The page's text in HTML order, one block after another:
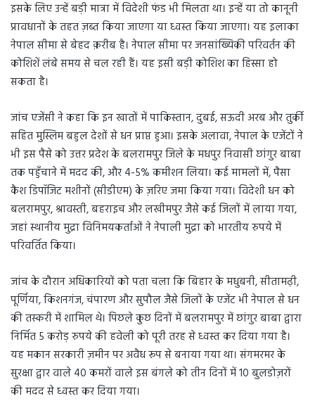
इसके लिए उन्हें बड़ी मात्रा में विदेशी फंड भी मिलता था। इन्हें या तो कानूनी
प्रावधानों के तहत ज़ब्त किया जाएगा या ध्वस्त किया जाएगा। यह इलाका
नेपाल सीमा से बेहद क़रीब है। नेपाल सीमा पर जनसांख्यिकी परिवर्तन की
कोशिशें लंबे समय से चल रही हैं। यह इसी बड़ी कोशिश का हिस्सा हो
सकता है।
जांच एजेंसी ने कहा कि इन खातों में पाकिस्तान, दुबई, सऊदी अरब और तुर्की
सहित मुस्लिम बहुल देशों से धन प्राप्त हुआ। इसके अलावा, नेपाल के एजेंटों ने
भी इस पैसे को उत्तर प्रदेश के बलरामपुर जिले के मधपुर निवासी छांगुर बाबा
तक पहुँचाने में मदद की, और 4-5% कमीशन लिया। कई मामलों में, पैसा
कैश डिपॉजिट मशीनों (सीडीएम) के ज़रिए जमा किया गया। विदेशी धन को
बलरामपुर, श्रावस्ती, बहराइच और लखीमपुर जैसे कई जिलों में लाया गया,
जहां स्थानीय मुद्रा विनिमयकर्ताओं ने नेपाली मुद्रा को भारतीय रुपये में
परिवर्तित किया।
जांच के दौरान अधिकारियों को पता चला कि बिहार के मधुबनी, सीतामढ़ी,
पूर्णिया, किशनगंज, चंपारण और सुपौल जैसे जिलों के एजेंट भी नेपाल से धन
की तस्करी में शामिल थे। पिछले कुछ दिनों में बलरामपुर में छांगुर बाबा द्वारा
निर्मित 5 करोड़ रुपये की हवेली को पूरी तरह से ध्वस्त कर दिया गया है।
यह मकान सरकारी ज़मीन पर अवैध रूप से बनाया गया था। संगमरमर के
सुरक्षा द्वार वाले 40 कमरों वाले इस बंगले को तीन दिनों में 10 बुलडोज़रों
की मदद से ध्वस्त कर दिया गया।